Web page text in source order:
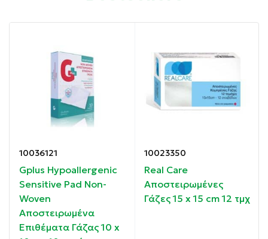
Αεροδιαπερατά
Οδηγίες χρήσης:
δέρμα.
Ανοίξτε τη χάρτινη προστατευτική θήκη.
Αφαιρέστε αρχικά το μεγαλύτερο πτερύγιο της
αποσπώμενης επένδυσης έτσι ώστε να εμφανιστεί η
συγκολλητική επιφάνεια.
Εφαρμόστε το επίθεμα στο τραύμα και έπειτα
αφαιρέστε το μικρότερο πτερύγιο της αποσπώμενης
10036121
Gplus Hypoallergenic
Sensitive Pad Non-
Woven
Αποστειρωμένα
Επιθέματα Γάζας 10 x
10023350
Real Care
Αποστειρωμένες
Γάζες 15 x 15 cm 12 τμχ